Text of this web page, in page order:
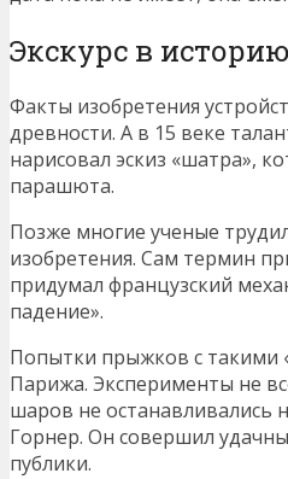
Экскурс в историю
Факты изобретения
древности. А в 15 веке
нарисовал эскиз «шатра»,
парашюта.
Позже многие ученые
изобретения. Сам термин
придумал французский
падение».
Попытки прыжков с такими
Парижа. Эксперименты не
шаров не останавливались
Горнер. Он совершил
публики.